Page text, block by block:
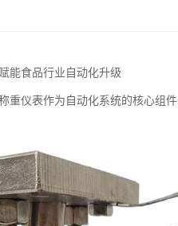
能食品行业自动化升级
重仪表作为自动化系统的核心组